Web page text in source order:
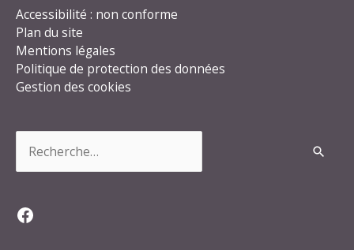
Accessibilité : non conforme
Plan du site
Mentions légales
Politique de protection des données
Gestion des cookies
Facebook